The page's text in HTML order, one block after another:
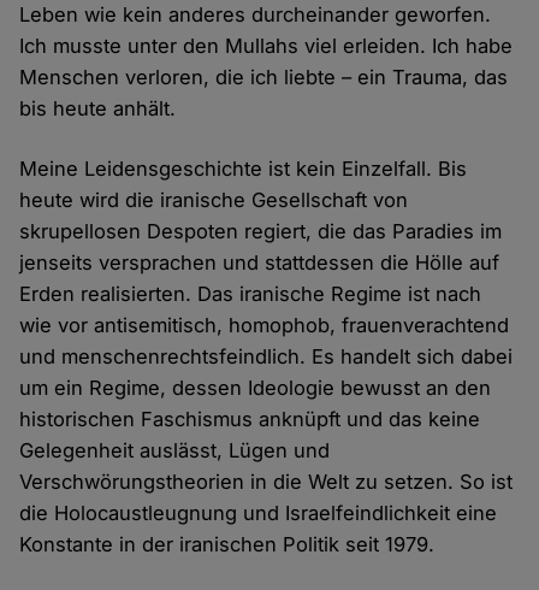
Leben wie kein anderes durcheinander geworfen.
Ich musste unter den Mullahs viel erleiden. Ich habe
Menschen verloren, die ich liebte – ein Trauma, das
bis heute anhält.
Meine Leidensgeschichte ist kein Einzelfall. Bis
heute wird die iranische Gesellschaft von
skrupellosen Despoten regiert, die das Paradies im
jenseits versprachen und stattdessen die Hölle auf
Erden realisierten. Das iranische Regime ist nach
wie vor antisemitisch, homophob, frauenverachtend
und menschenrechtsfeindlich. Es handelt sich dabei
um ein Regime, dessen Ideologie bewusst an den
historischen Faschismus anknüpft und das keine
Gelegenheit auslässt, Lügen und
Verschwörungstheorien in die Welt zu setzen. So ist
die Holocaustleugnung und Israelfeindlichkeit eine
Konstante in der iranischen Politik seit 1979.